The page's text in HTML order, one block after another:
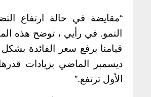
“مقايضة في حالة ارتفاع
النمو. في رأيي ، توضح هذه
قيامنا برفع سعر الفائدة
الأول ترتفع.”